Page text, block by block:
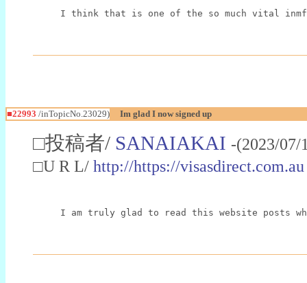
I think that is one of the so much vital
■22993 /inTopicNo.23029) Im glad I now signed up
□投稿者/ SANAIAKAI -(2023/
□U R L/ http://https://visasdirect.com.au
I am truly glad to read this website posts